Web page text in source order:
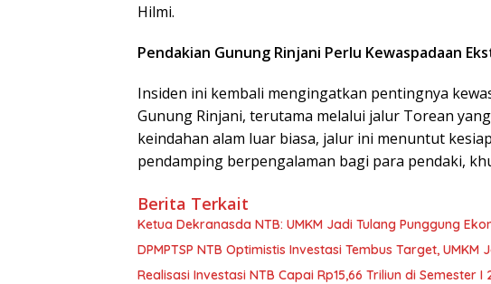
Hilmi.
Pendakian Gunung Rinjani Perlu Kewaspadaan
Insiden ini kembali mengingatkan pentingnya
Gunung Rinjani, terutama melalui jalur Torean
keindahan alam luar biasa, jalur ini menuntut
pendamping berpengalaman bagi para pendaki,
Berita Terkait
Ketua Dekranasda NTB: UMKM Jadi Tulang Punggung
DPMPTSP NTB Optimistis Investasi Tembus Target,
Realisasi Investasi NTB Capai Rp15,66 Triliun di Semester I